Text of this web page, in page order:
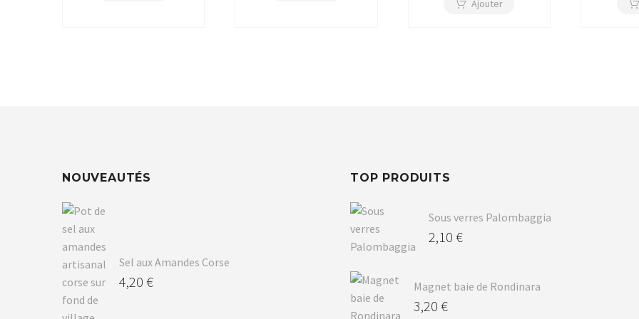
Ajouter
NOUVEAUTÉS
Sel aux Amandes Corse
4,20 €
TOP PRODUITS
Sous verres Palombaggia
2,10 €
Magnet baie de Rondinara
3,20 €